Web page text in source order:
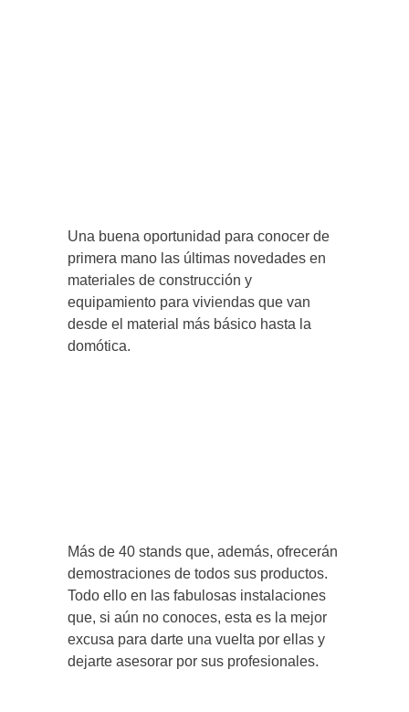
Una buena oportunidad para conocer de
primera mano las últimas novedades en
materiales de construcción y
equipamiento para viviendas que van
desde el material más básico hasta la
domótica.
Más de 40 stands que, además, ofrecerán
demostraciones de todos sus productos.
Todo ello en las fabulosas instalaciones
que, si aún no conoces, esta es la mejor
excusa para darte una vuelta por ellas y
dejarte asesorar por sus profesionales.